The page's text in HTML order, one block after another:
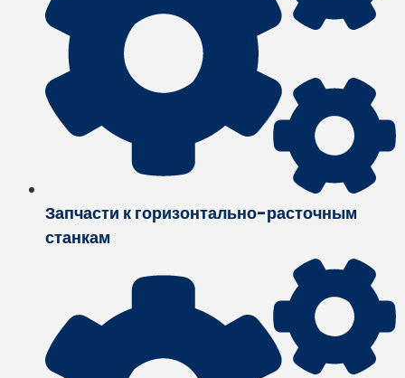
Запчасти к горизонтально-расточным
станкам